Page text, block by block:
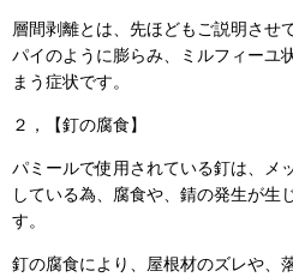
層間剥離とは、先ほどもご説明させ
パイのように膨らみ、ミルフィーユ
まう症状です。
２，【釘の腐食】
パミールで使用されている釘は、メ
している為、腐食や、錆の発生が生
す。
釘の腐食により、屋根材のズレや、